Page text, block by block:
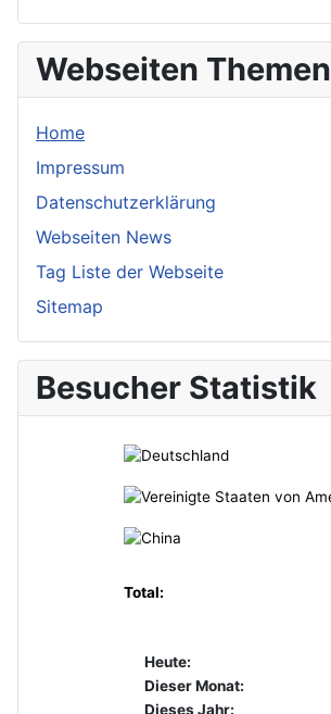
Webseiten Themen
Home
Impressum
Datenschutzerklärung
Webseiten News
Tag Liste der Webseite
Sitemap
Besucher Statistik
Total:
Heute:
Dieser Monat:
Dieses Jahr: